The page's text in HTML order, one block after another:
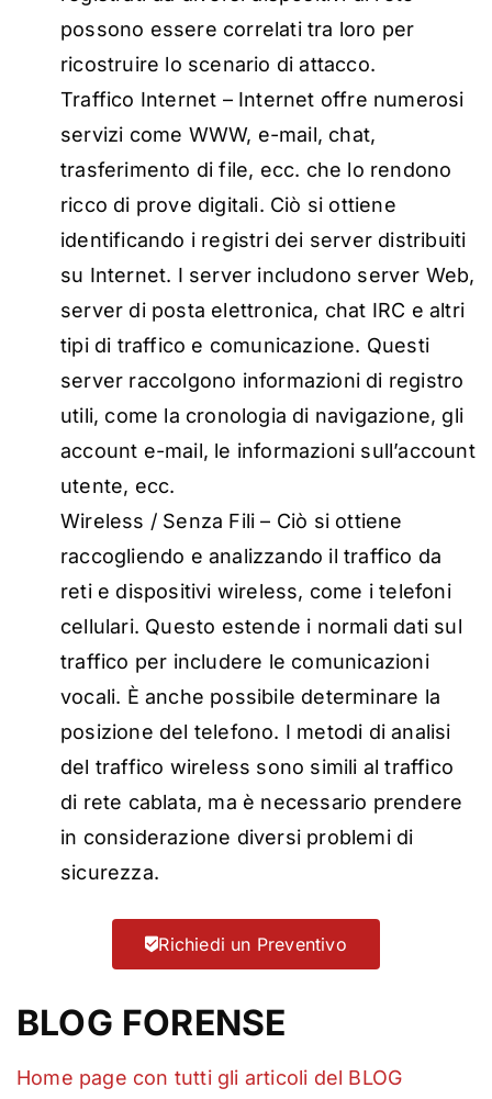
possono essere correlati tra loro per
ricostruire lo scenario di attacco.
Traffico Internet – Internet offre numerosi
servizi come WWW, e-mail, chat,
trasferimento di file, ecc. che lo rendono
ricco di prove digitali. Ciò si ottiene
identificando i registri dei server distribuiti
su Internet. I server includono server Web,
server di posta elettronica, chat IRC e altri
tipi di traffico e comunicazione. Questi
server raccolgono informazioni di registro
utili, come la cronologia di navigazione, gli
account e-mail, le informazioni sull’account
utente, ecc.
Wireless / Senza Fili – Ciò si ottiene
raccogliendo e analizzando il traffico da
reti e dispositivi wireless, come i telefoni
cellulari. Questo estende i normali dati sul
traffico per includere le comunicazioni
vocali. È anche possibile determinare la
posizione del telefono. I metodi di analisi
del traffico wireless sono simili al traffico
di rete cablata, ma è necessario prendere
in considerazione diversi problemi di
sicurezza.
Richiedi un Preventivo
BLOG FORENSE
Home page con tutti gli articoli del BLOG